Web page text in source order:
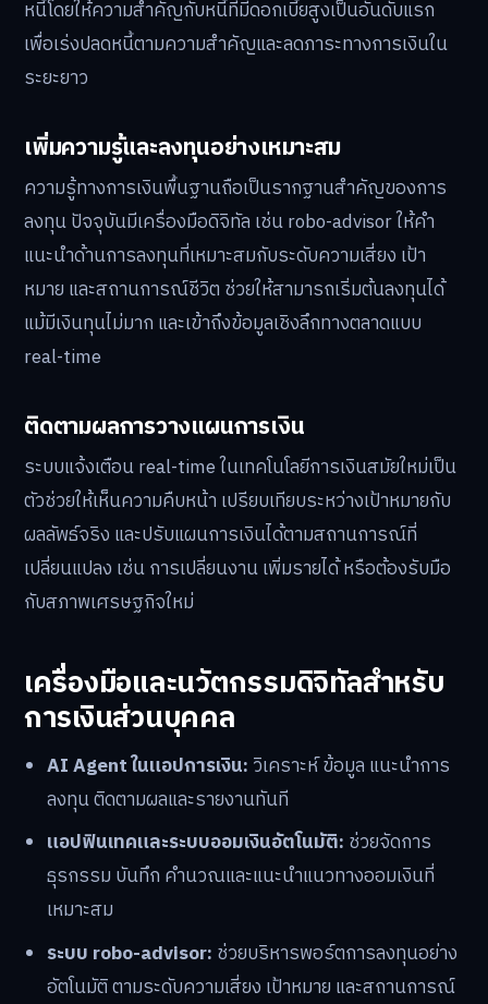
หนี้โดยให้ความสำคัญกับหนี้ที่มีดอกเบี้ยสูงเป็นอันดับแรก
เพื่อเร่งปลดหนี้ตามความสำคัญและลดภาระทางการเงินใน
ระยะยาว
เพิ่มความรู้และลงทุนอย่างเหมาะสม
ความรู้ทางการเงินพื้นฐานถือเป็นรากฐานสำคัญของการ
ลงทุน ปัจจุบันมีเครื่องมือดิจิทัล เช่น robo-advisor ให้คำ
แนะนำด้านการลงทุนที่เหมาะสมกับระดับความเสี่ยง เป้า
หมาย และสถานการณ์ชีวิต ช่วยให้สามารถเริ่มต้นลงทุนได้
แม้มีเงินทุนไม่มาก และเข้าถึงข้อมูลเชิงลึกทางตลาดแบบ
real-time
ติดตามผลการวางแผนการเงิน
ระบบแจ้งเตือน real-time ในเทคโนโลยีการเงินสมัยใหม่เป็น
ตัวช่วยให้เห็นความคืบหน้า เปรียบเทียบระหว่างเป้าหมายกับ
ผลลัพธ์จริง และปรับแผนการเงินได้ตามสถานการณ์ที่
เปลี่ยนแปลง เช่น การเปลี่ยนงาน เพิ่มรายได้ หรือต้องรับมือ
กับสภาพเศรษฐกิจใหม่
เครื่องมือและนวัตกรรมดิจิทัลสำหรับ
การเงินส่วนบุคคล
AI Agent ในแอปการเงิน: วิเคราะห์ ข้อมูล แนะนำการ
ลงทุน ติดตามผลและรายงานทันที
แอปฟินเทคและระบบออมเงินอัตโนมัติ: ช่วยจัดการ
ธุรกรรม บันทึก คำนวณและแนะนำแนวทางออมเงินที่
เหมาะสม
ระบบ robo-advisor: ช่วยบริหารพอร์ตการลงทุนอย่าง
อัตโนมัติ ตามระดับความเสี่ยง เป้าหมาย และสถานการณ์